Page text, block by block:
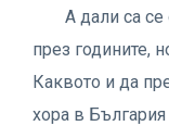
А дали са се
през годините,
Каквото и да
хора в